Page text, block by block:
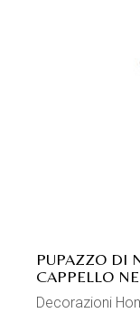
PUPAZZO DI
CAPPELLO
Decorazioni